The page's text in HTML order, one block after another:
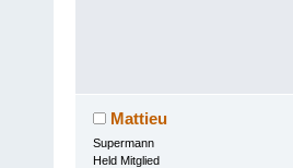
Mattieu
Supermann
Held Mitglied